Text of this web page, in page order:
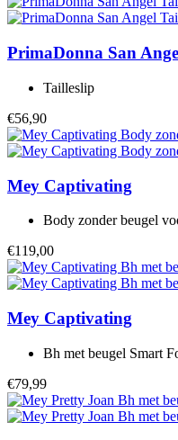
PrimaDonna San
Tailleslip
€56,90
Mey Captivating
Body zonder beugel
€119,00
Mey Captivating
Bh met beugel Smart
€79,99